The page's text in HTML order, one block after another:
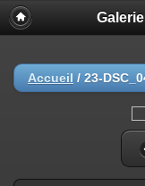
Accueil / 23-